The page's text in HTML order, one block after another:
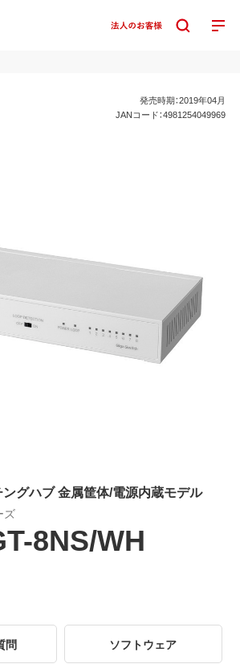
発売時期：2019年04月
JANコード：4981254049969
グハブ 金属筐体/電源内蔵モデル
ズ
8NS/WH
問 ソフトウェア